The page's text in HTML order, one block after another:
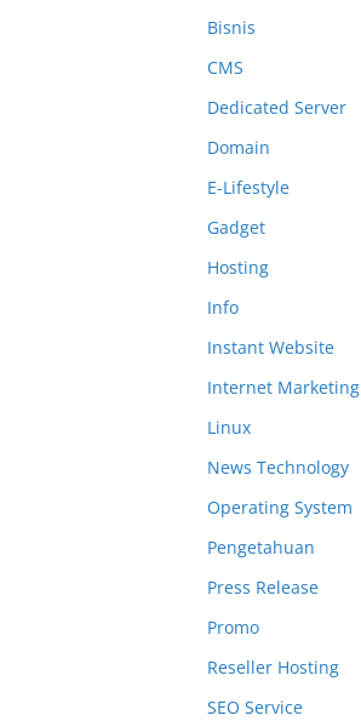
Bisnis
CMS
Dedicated Server
Domain
E-Lifestyle
Gadget
Hosting
Info
Instant Website
Internet Marketing
Linux
News Technology
Operating System
Pengetahuan
Press Release
Promo
Reseller Hosting
SEO Service